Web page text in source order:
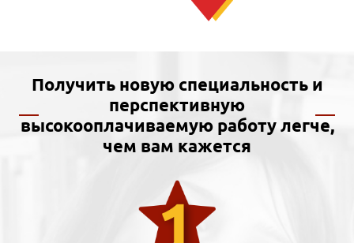
Получить новую специальность и
перспективную
высокооплачиваемую работу легче,
чем вам кажется